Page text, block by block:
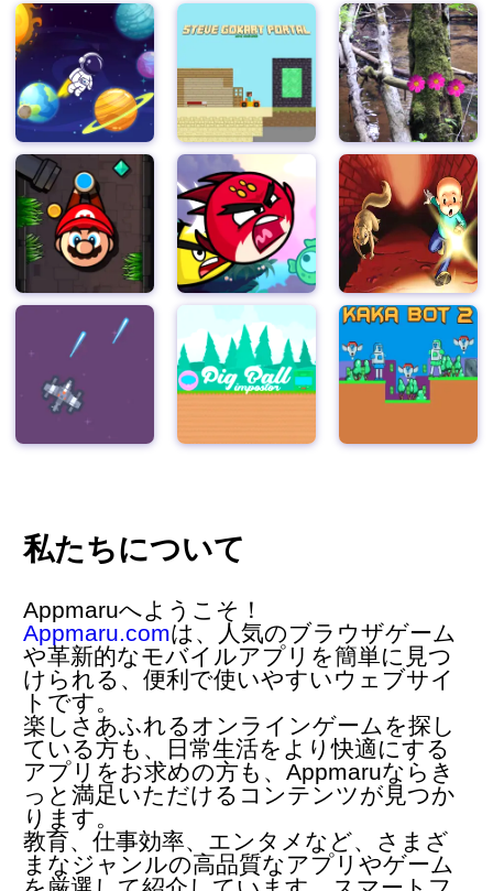
私たちについて
Appmaruへようこそ！
Appmaru.comは、人気のブラウザゲーム
や革新的なモバイルアプリ を簡単に見つ
けられる、便利で使いやすいウェブサイ
トです。
楽しさあふれるオンラインゲームを探し
ている方も、日常生活をより快適にする
アプリをお求めの方も、Appmaruならき
っと満足いただけるコンテンツが見つか
ります。
教育、仕事効率、エンタメなど、さまざ
まなジャンルの高品質なアプリやゲーム